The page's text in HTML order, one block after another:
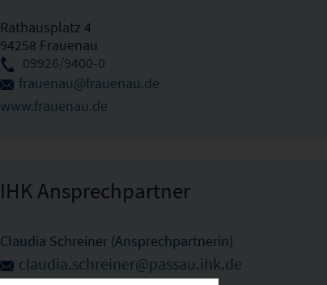
Rathausplatz 4
94258 Frauenau
09926/9400-0
frauenau@frauenau.de
www.frauenau.de
IHK Ansprechpartner
Claudia Schreiner (Ansprechpartnerin)
claudia.schreiner@passau.ihk.de